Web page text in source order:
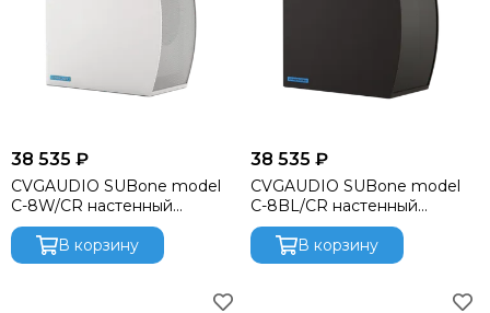
38 535 ₽
CVGAUDIO SUBone model
C-8W/CR настенный
сабвуфер, мощность
150W(RMS)/300W(max)
В корзину
38 535 ₽
CVGAUDIO SUBone model
C-8BL/CR настенный
сабвуфер, мощность
150W(RMS)/300W(max)
В корзину